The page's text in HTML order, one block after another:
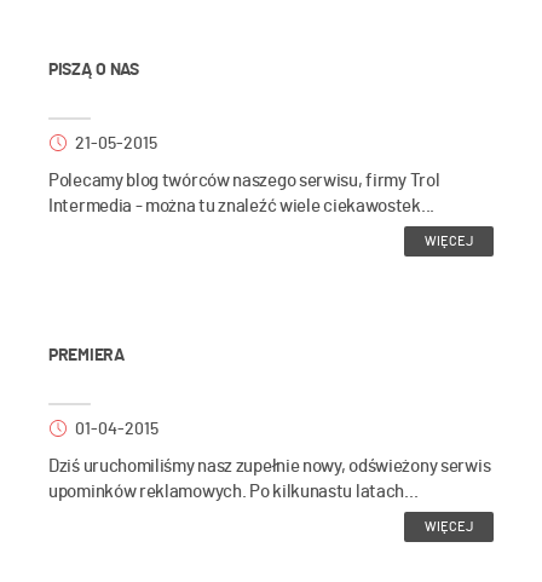
PISZĄ O NAS
21-05-2015
Polecamy blog twórców naszego serwisu, firmy Trol
Intermedia - można tu znaleźć wiele ciekawostek...
WIĘCEJ
PREMIERA
01-04-2015
Dziś uruchomiliśmy nasz zupełnie nowy, odświeżony serwis
upominków reklamowych. Po kilkunastu latach...
WIĘCEJ